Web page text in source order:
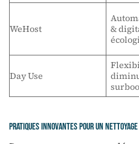
WeHost
&
Day Use
Pratiques innovantes pour un